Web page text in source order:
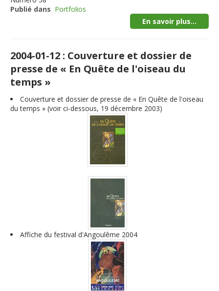
Publié dans Portfolios
En savoir plus...
2004-01-12 : Couverture et dossier de
presse de « En Quête de l'oiseau du
temps »
Couverture et dossier de presse de « En Quête de l'oiseau
du temps » (voir ci-dessous, 19 décembre 2003)
Affiche du festival d'Angoulême 2004